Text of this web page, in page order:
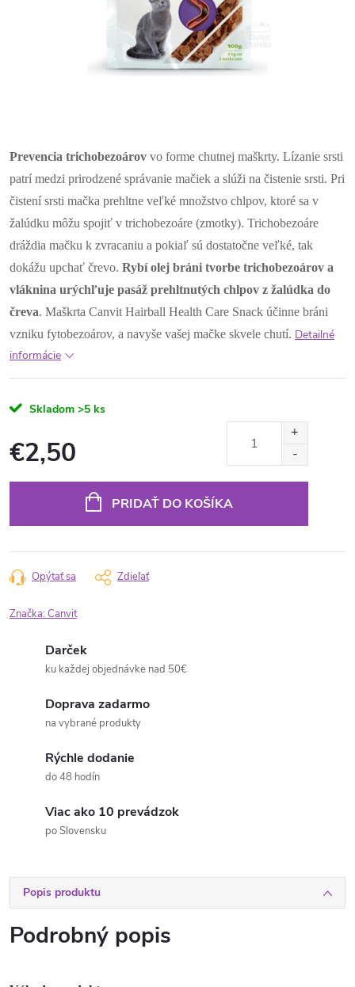
Prevencia trichobezoárov vo forme chutnej maškrty. Lízanie srsti
patrí medzi prirodzené správanie mačiek a slúži na čistenie srsti. Pri
čistení srsti mačka prehltne veľké množstvo chlpov, ktoré sa v
žalúdku môžu spojiť v trichobezoáre (zmotky). Trichobezoáre
dráždia mačku k zvracaniu a pokiaľ sú dostatočne veľké, tak
dokážu upchať črevo. Rybí olej bráni tvorbe trichobezoárov a
vláknina urýchľuje pasáž prehltnutých chlpov z žalúdka do
čreva. Maškrta Canvit Hairball Health Care Snack účinne bráni
vzniku fytobezoárov, a navyše vašej mačke skvele chutí. Detailné
informácie
Skladom >5 ks
€2,50
PRIDAŤ DO KOŠÍKA
Opýtať sa Zdieľať
Značka:Canvit
Darček
ku každej objednávke nad 50€
Doprava zadarmo
na vybrané produkty
Rýchle dodanie
do 48 hodín
Viac ako 10 prevádzok
po Slovensku
Popis produktu
Podrobný popis